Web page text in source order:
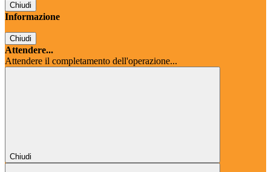
Chiudi
Informazione
Chiudi
Attendere...
Attendere il completamento dell'operazione...
Chiudi